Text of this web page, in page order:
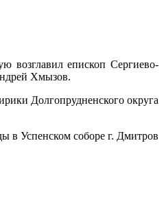
возглавил епископ Сергиево-
Хмызов.
Долгопрудненского округа